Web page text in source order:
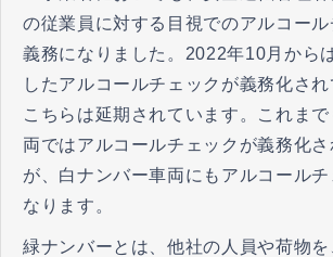
の従業員に対する目視でのアルコー
義務になりました。2022年10月から
したアルコールチェックが義務化され
こちらは延期されています。これま
両ではアルコールチェックが義務化
が、白ナンバー車両にもアルコール
なります。
緑ナンバーとは、他社の人員や荷物